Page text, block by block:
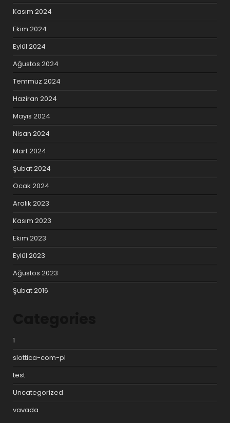
Kasım 2024
Ekim 2024
Eylül 2024
Ağustos 2024
Temmuz 2024
Haziran 2024
Mayıs 2024
Nisan 2024
Mart 2024
Şubat 2024
Ocak 2024
Aralık 2023
Kasım 2023
Ekim 2023
Eylül 2023
Ağustos 2023
Şubat 2016
1
slottica-com-pl
test
Uncategorized
vavada